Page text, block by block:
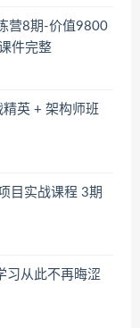
营8期-价值9800
件完整
精英 + 架构师班
目实战课程 3期
习从此不再晦涩